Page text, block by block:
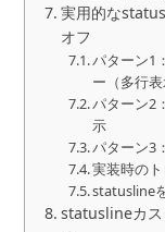
実用的な
オフ
パターン1
ー（多行表
パターン2
示
パターン3
実装時の
statusline
statuslineカス